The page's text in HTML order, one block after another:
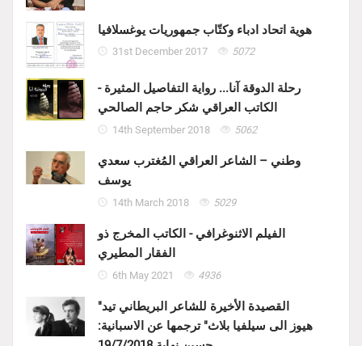
هوية اتحاد ادباء وكتّاب جمهوريات يوغسلافيا
31st December 2017 5072
رحلة الدوقة آنا... رواية التفاصيل المثيرة -
الكاتب العراقي شكر حاجم الصالحي
14th September 2018 5062
وطني – الشاعر العراقي المُغترب سعدي
يوسف
14th March 2018 5029
الفيلم الاثنوغرافي - الكاتب المخرج ذو
الفقار المطيري
6th May 2021 4936
"القصيدة الأخيرة للشاعر البريطاني تيد
هيوز الى سيلفيا بلاث" ترجمها عن الاسبانية: